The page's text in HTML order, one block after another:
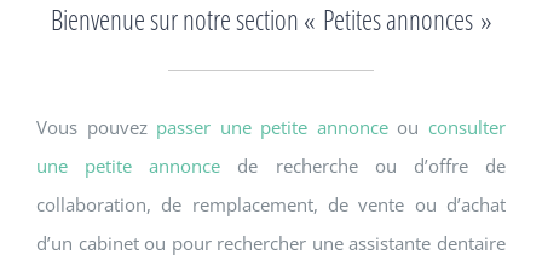
Bienvenue sur notre section « Petites annonces »
Vous pouvez passer une petite annonceou consulter
une petite annonce de recherche ou d’offre de
collaboration, de remplacement, de vente ou d’achat
d’un cabinet ou pour rechercher une assistante dentaire